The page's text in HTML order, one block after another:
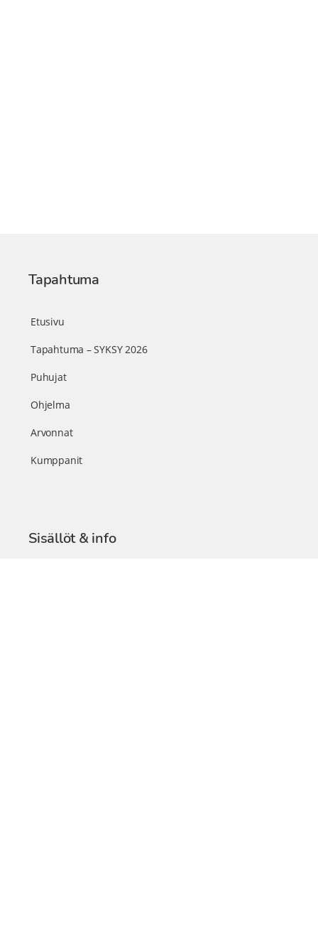
Tapahtuma
Etusivu
Tapahtuma – SYKSY 2026
Puhujat
Ohjelma
Arvonnat
Kumppanit
Sisällöt & info